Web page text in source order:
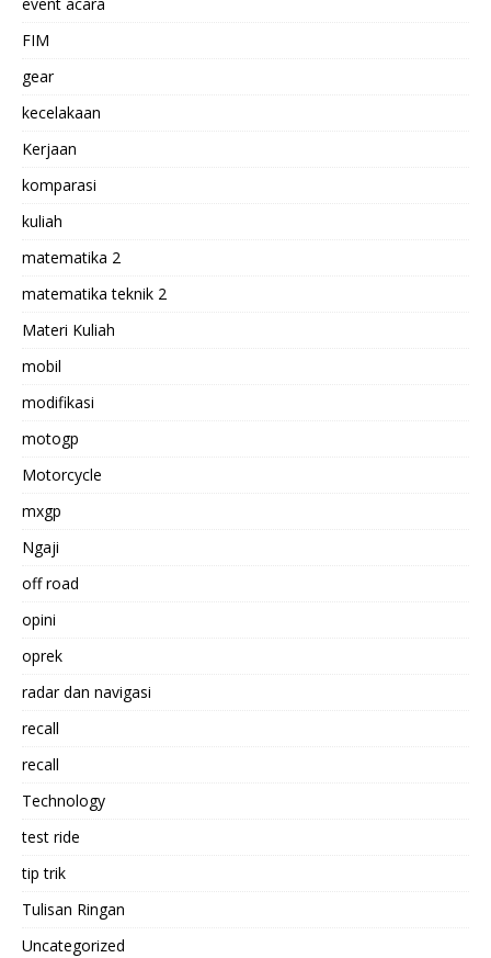
FIM
gear
kecelakaan
Kerjaan
komparasi
kuliah
matematika 2
matematika teknik 2
Materi Kuliah
mobil
modifikasi
motogp
Motorcycle
mxgp
Ngaji
off road
opini
oprek
radar dan navigasi
recall
recall
Technology
test ride
tip trik
Tulisan Ringan
Uncategorized